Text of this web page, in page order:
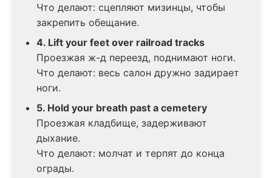
Что делают: сцепляют мизинцы, чтобы
закрепить обещание.
4. Lift your feet over railroad tracks
Проезжая ж-д переезд, поднимают ноги.
Что делают: весь салон дружно задирает
ноги.
5. Hold your breath past a cemetery
Проезжая кладбище, задерживают
дыхание.
Что делают: молчат и терпят до конца
ограды.